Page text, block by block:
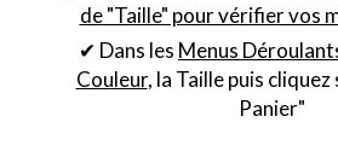
de "Taille" pour vérifier vos
✔ Dans les Menus
Couleur, la Taille puis
Panier"